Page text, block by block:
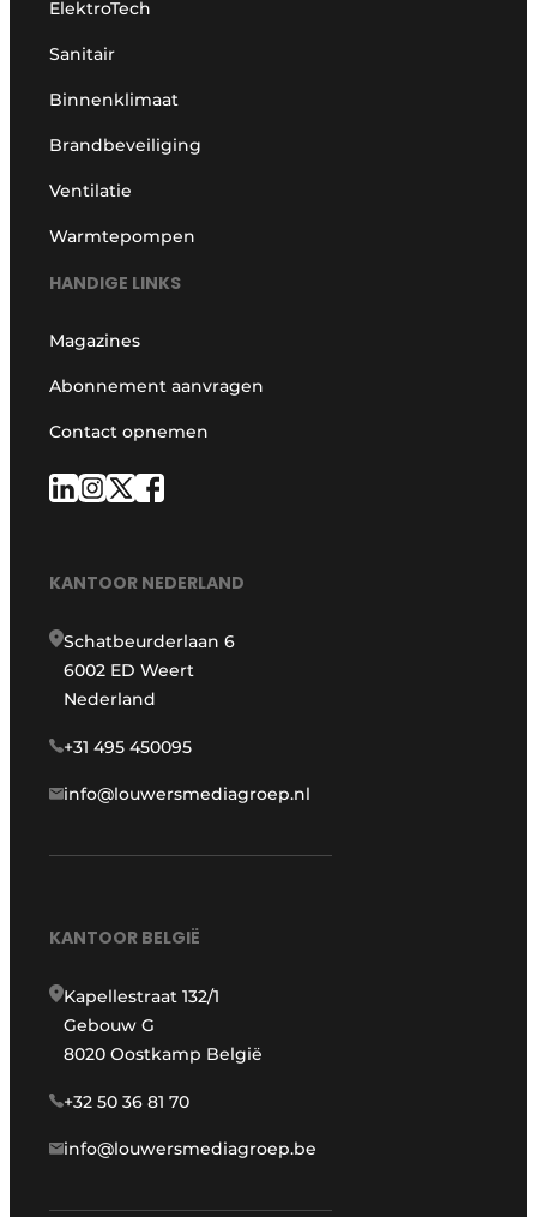
ElektroTech
Sanitair
Binnenklimaat
Brandbeveiliging
Ventilatie
Warmtepompen
HANDIGE LINKS
Magazines
Abonnement aanvragen
Contact opnemen
KANTOOR NEDERLAND
Schatbeurderlaan 6
6002 ED Weert
Nederland
+31 495 450095
info@louwersmediagroep.nl
KANTOOR BELGIË
Kapellestraat 132/1
Gebouw G
8020 Oostkamp België
+32 50 36 81 70
info@louwersmediagroep.be